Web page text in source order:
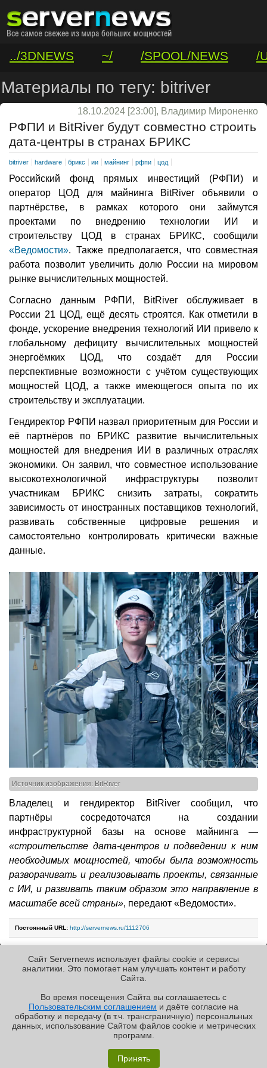
✖
../3DNEWS ~/ /SPOOL/NEWS
/
/VAR/CONTACT
Материалы по тегу: bitriver
18.10.2024 [23:00], Владимир Мироненко
РФПИ и BitRiver будут совместно строить
дата-центры в странах БРИКС
bitriver hardware брикс ии майнинг рфпи цод
Российский фонд прямых инвестиций (РФПИ) и
оператор ЦОД для майнинга BitRiver объявили о
партнёрстве, в рамках которого они займутся
проектами по внедрению технологии ИИ и
строительству ЦОД в странах БРИКС, сообщили
«Ведомости». Также предполагается, что совместная
работа позволит увеличить долю России на мировом
рынке вычислительных мощностей.
Согласно данным РФПИ, BitRiver обслуживает в
России 21 ЦОД, ещё десять строятся. Как отметили в
фонде, ускорение внедрения технологий ИИ привело к
глобальному дефициту вычислительных мощностей
энергоёмких ЦОД, что создаёт для России
перспективные возможности с учётом существующих
мощностей ЦОД, а также имеющегося опыта по их
строительству и эксплуатации.
Гендиректор РФПИ назвал приоритетным для России и
её партнёров по БРИКС развитие вычислительных
мощностей для внедрения ИИ в различных отраслях
экономики. Он заявил, что совместное использование
высокотехнологичной инфраструктуры позволит
участникам БРИКС снизить затраты, сократить
зависимость от иностранных поставщиков технологий,
развивать собственные цифровые решения и
самостоятельно контролировать критически важные
данные.
Источник изображения: BitRiver
Владелец и гендиректор BitRiver сообщил, что
партнёры сосредоточатся на создании
инфраструктурной базы на основе майнинга —
«строительстве дата-центров и подведении к ним
необходимых мощностей, чтобы была возможность
разворачивать и реализовывать проекты, связанные
с ИИ, и развивать таким образом это направление в
масштабе всей страны», передают «Ведомости».
Постоянный URL: http://servernews.ru/1112706
Следующие новости »
Copyright ©2010-2026
Servernews.Пользовательское
соглашение
/var/contact
Сайт Servernews использует файлы cookie и сервисы
аналитики. Это помогает нам улучшать контент и работу
Cайта.
Во время посещения Cайта вы соглашаетесь с
Пользовательским соглашением и даёте согласие на
обработку и передачу (в т.ч. трансграничную) персональных
данных, использование Cайтом файлов cookie и метрических
программ.
Принять